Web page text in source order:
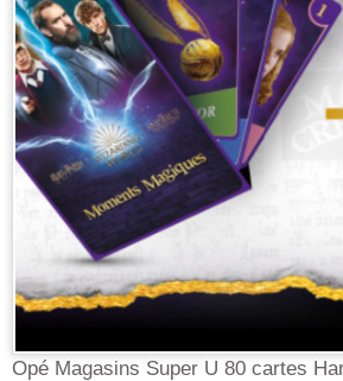
Opé Magasins Super U 80 cartes